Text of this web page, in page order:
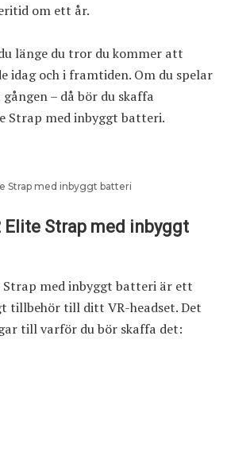
om ett år.
länge du tror du kommer att
idag och i framtiden. Om du spelar
– då bör du skaffa
Strap med inbyggt batteri.
Strap med inbyggt batteri
Elite Strap med inbyggt
Strap med inbyggt batteri är ett
tillbehör till ditt VR-headset. Det
till varför du bör skaffa det: